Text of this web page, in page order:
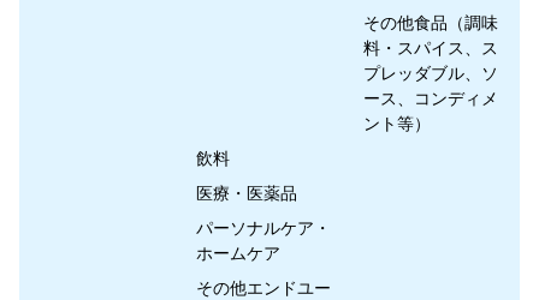
その他食品（調味
料・スパイス、ス
プレッダブル、ソ
ース、コンディメ
ント等）
飲料
医療・医薬品
パーソナルケア・
ホームケア
その他エンドユー